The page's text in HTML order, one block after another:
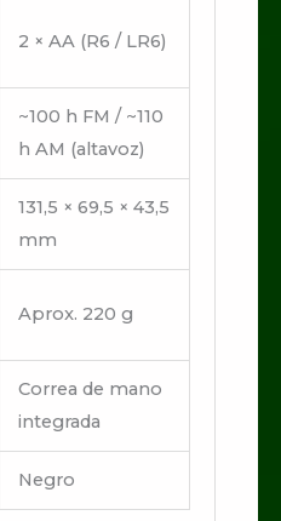
2 × AA (R6 / LR6)
~100 h FM / ~110
h AM (altavoz)
131,5 × 69,5 × 43,5
mm
Aprox. 220 g
Correa de mano
integrada
Negro